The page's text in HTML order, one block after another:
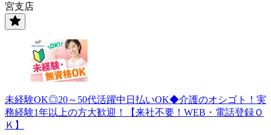
宮支店
未経験OK◎20～50代活躍中日払いOK◆介護のオシゴト！実
務経験1年以上の方大歓迎！【来社不要！WEB・電話登録Ｏ
Ｋ】